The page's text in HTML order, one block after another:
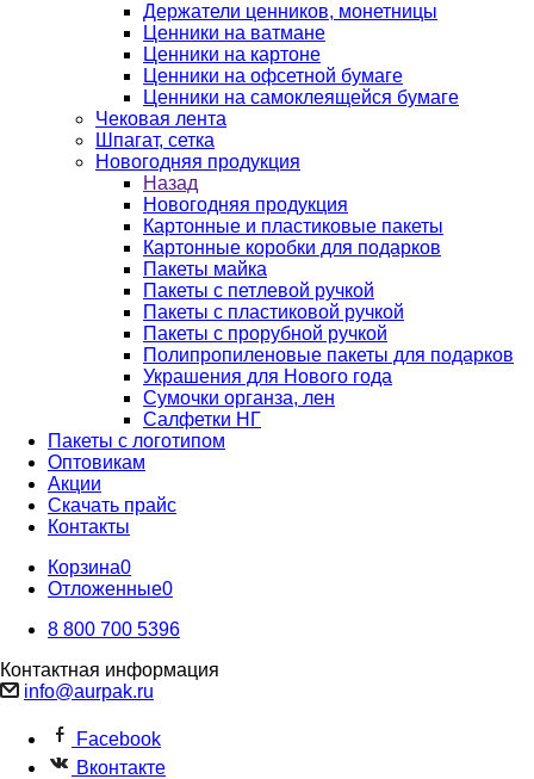
Держатели ценников, монетницы
Ценники на ватмане
Ценники на картоне
Ценники на офсетной бумаге
Ценники на самоклеящейся бумаге
Чековая лента
Шпагат, сетка
Новогодняя продукция
Назад
Новогодняя продукция
Картонные и пластиковые пакеты
Картонные коробки для подарков
Пакеты майка
Пакеты с петлевой ручкой
Пакеты с пластиковой ручкой
Пакеты с прорубной ручкой
Полипропиленовые пакеты для подарков
Украшения для Нового года
Сумочки органза, лен
Салфетки НГ
Пакеты с логотипом
Оптовикам
Акции
Скачать прайс
Контакты
Корзина0
Отложенные0
8 800 700 5396
Контактная информация
info@aurpak.ru
Facebook
Вконтакте